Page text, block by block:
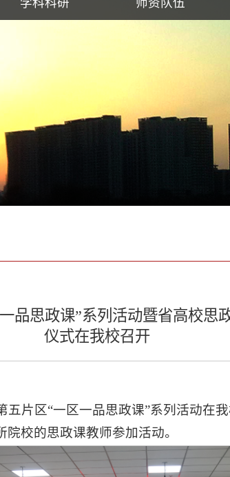
学科科研 师资队伍
品思政课”系列活动暨省高校思
仪式在我校召开
片区“一区一品思政课”系列活动在
校的思政课教师参加活动。